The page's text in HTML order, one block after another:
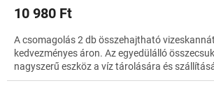
10 980 Ft
A csomagolás 2 db összehajtható
kedvezményes áron. Az egyedülálló
nagyszerű eszköz a víz tárolására és